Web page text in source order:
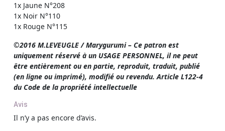
1x Jaune N°208
1x Noir N°110
1x Rouge N°115
©2016 M.LEVEUGLE / Marygurumi – Ce patron est
uniquement réservé à un USAGE PERSONNEL, il ne peut
être entièrement ou en partie, reproduit, traduit, publié
(en ligne ou imprimé), modifié ou revendu. Article L122-4
du Code de la propriété intellectuelle
Avis
Il n’y a pas encore d’avis.